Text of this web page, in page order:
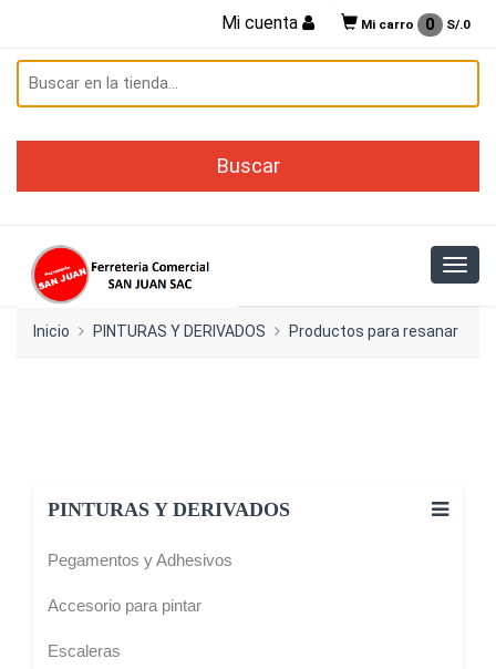
Mi cuenta Mi carro 0 S/.0
Inicio PINTURAS Y DERIVADOS Productos para resanar
PINTURAS Y DERIVADOS
Pegamentos y Adhesivos
Accesorio para pintar
Escaleras